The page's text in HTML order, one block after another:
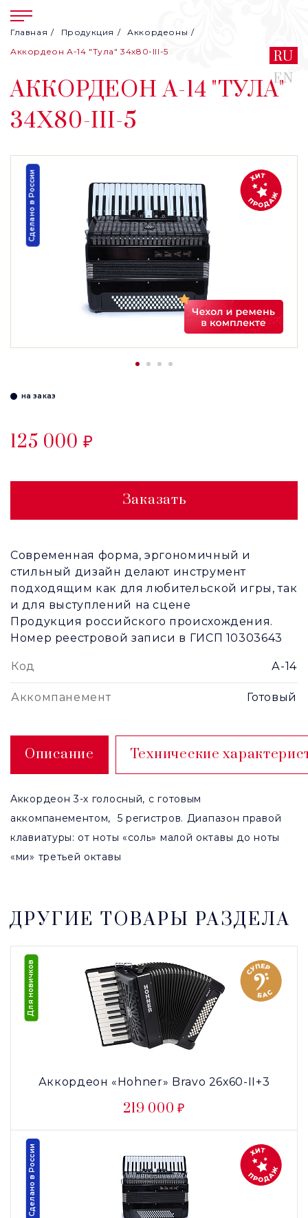
RU
EN
Главная Продукция
Аккордеоны
Аккордеон А-14 "Тула" 34х80-III-5
АККОРДЕОН А-14 "ТУЛА"
34Х80-III-5
Сделано в России
на заказ
125 000 ₽
Заказать
Современная форма, эргономичный и
стильный дизайн делают инструмент
подходящим как для любительской игры, так
и для выступлений на сцене
Продукция российского происхождения.
Номер реестровой записи в ГИСП 10303643
Код А-14
Аккомпанемент Готовый
Описание Технические
Аккордеон 3-х голосный, с готовым
аккомпанементом, 5 регистров. Диапазон правой
клавиатуры: от ноты «соль» малой октавы до ноты
«ми» третьей октавы
ДРУГИЕ ТОВАРЫ РАЗДЕЛА
Аккордеон «Hohner» Bravo 26х60-II+3
219 000 ₽
Для новичков
Сделано в России